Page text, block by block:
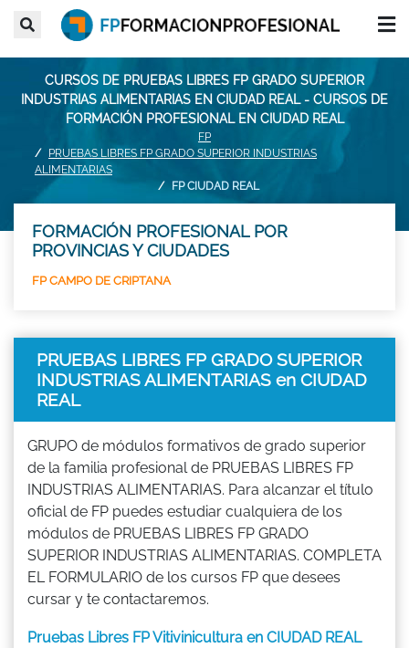
CURSOS DE PRUEBAS LIBRES FP GRADO SUPERIOR
INDUSTRIAS ALIMENTARIAS EN CIUDAD REAL - CURSOS DE
FORMACIÓN PROFESIONAL EN CIUDAD REAL
FP
PRUEBAS LIBRES FP GRADO SUPERIOR INDUSTRIAS
ALIMENTARIAS
FP CIUDAD REAL
FORMACIÓN PROFESIONAL POR
PROVINCIAS Y CIUDADES
FP CAMPO DE CRIPTANA
PRUEBAS LIBRES FP GRADO SUPERIOR
INDUSTRIAS ALIMENTARIAS en CIUDAD
REAL
GRUPO de módulos formativos de grado superior
de la familia profesional de PRUEBAS LIBRES FP
INDUSTRIAS ALIMENTARIAS. Para alcanzar el título
oficial de FP puedes estudiar cualquiera de los
módulos de PRUEBAS LIBRES FP GRADO
SUPERIOR INDUSTRIAS ALIMENTARIAS. COMPLETA
EL FORMULARIO de los cursos FP que desees
cursar y te contactaremos.
Pruebas Libres FP Vitivinicultura en CIUDAD REAL